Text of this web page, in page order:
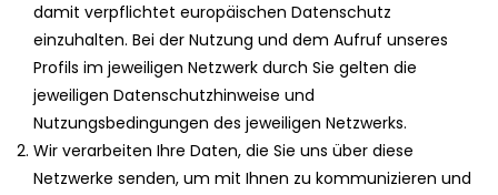
damit verpflichtet europäischen Datenschutz
einzuhalten. Bei der Nutzung und dem Aufruf unseres
Profils im jeweiligen Netzwerk durch Sie gelten die
jeweiligen Datenschutzhinweise und
Nutzungsbedingungen des jeweiligen Netzwerks.
Wir verarbeiten Ihre Daten, die Sie uns über diese
Netzwerke senden, um mit Ihnen zu kommunizieren und